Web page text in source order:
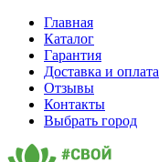
Главная
Каталог
Гарантия
Доставка и оплата
Отзывы
Контакты
Выбрать город